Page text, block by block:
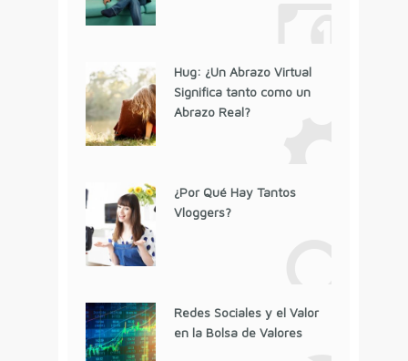
Hug: ¿Un Abrazo Virtual
Significa tanto como un
Abrazo Real?
¿Por Qué Hay Tantos
Vloggers?
Redes Sociales y el Valor
en la Bolsa de Valores